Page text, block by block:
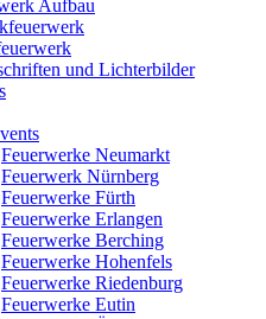
Aufbau
und Lichterbilder
Feuerwerke Neumarkt
Feuerwerk Nürnberg
Feuerwerke Fürth
Feuerwerke Erlangen
Feuerwerke Berching
Feuerwerke Hohenfels
Feuerwerke Riedenburg
Feuerwerke Eutin